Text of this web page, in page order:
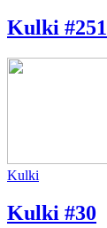
Kulki #251
Kulki
Kulki #30